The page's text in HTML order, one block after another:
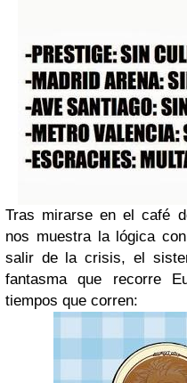
Tras mirarse en el café
nos muestra la lógica
salir de la crisis, el
fantasma que recorre
tiempos que corren: